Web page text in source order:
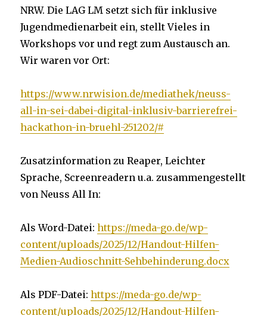
NRW. Die LAG LM setzt sich für inklusive
Jugendmedienarbeit ein, stellt Vieles in
Workshops vor und regt zum Austausch an.
Wir waren vor Ort:
https://www.nrwision.de/mediathek/neuss-
all-in-sei-dabei-digital-inklusiv-barrierefrei-
hackathon-in-bruehl-251202/#
Zusatzinformation zu Reaper, Leichter
Sprache, Screenreadern u.a. zusammengestellt
von Neuss All In:
Als Word-Datei:https://meda-go.de/wp-
content/uploads/2025/12/Handout-Hilfen-
Medien-Audioschnitt-Sehbehinderung.docx
Als PDF-Datei:https://meda-go.de/wp-
content/uploads/2025/12/Handout-Hilfen-